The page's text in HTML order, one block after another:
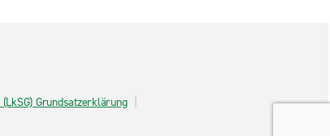
Grundsatzerklärung